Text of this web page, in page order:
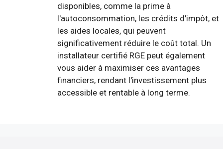
disponibles, comme la prime à
l'autoconsommation, les crédits d'impôt, et
les aides locales, qui peuvent
significativement réduire le coût total. Un
installateur certifié RGE peut également
vous aider à maximiser ces avantages
financiers, rendant l'investissement plus
accessible et rentable à long terme.